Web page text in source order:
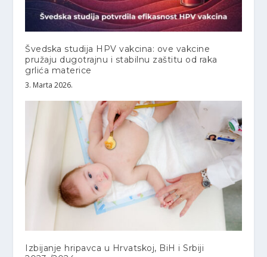
Švedska studija HPV vakcina: ove vakcine
pružaju dugotrajnu i stabilnu zaštitu od raka
grlića materice
3. Marta 2026.
Izbijanje hripavca u Hrvatskoj, BiH i Srbiji